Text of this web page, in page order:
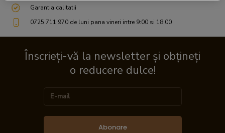
Garantia calitatii
0725 711 970 de luni pana vineri intre 9:00 si 18:00
Înscrieți-vă la newsletter și obțineți
o reducere dulce!
Abonare